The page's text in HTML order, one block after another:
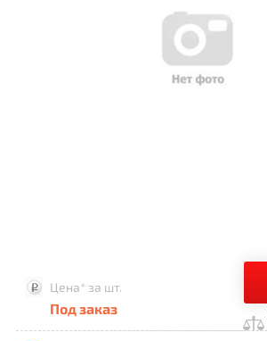
Цена* за шт.
Под заказ